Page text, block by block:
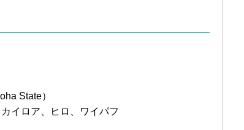
State）
カイロア、ヒロ、ワイパフ